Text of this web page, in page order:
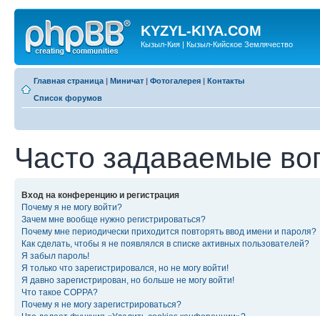
KYZYL-KIYA.COM
Кызыл-Кия | Кызыл-Кийское Землячество
Главная страница | Миничат | Фотогалерея | Контакты
Список форумов
Часто задаваемые
Вход на конференцию и регистрация
Почему я не могу войти?
Зачем мне вообще нужно регистрироваться?
Почему мне периодически приходится повторять ввод имени и пароля?
Как сделать, чтобы я не появлялся в списке активных пользователей?
Я забыл пароль!
Я только что зарегистрировался, но не могу войти!
Я давно зарегистрирован, но больше не могу войти!
Что такое COPPA?
Почему я не могу зарегистрироваться?